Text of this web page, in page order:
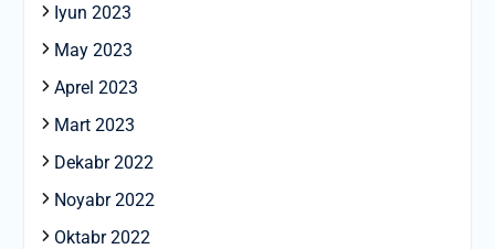
Iyun 2023
May 2023
Aprel 2023
Mart 2023
Dekabr 2022
Noyabr 2022
Oktabr 2022